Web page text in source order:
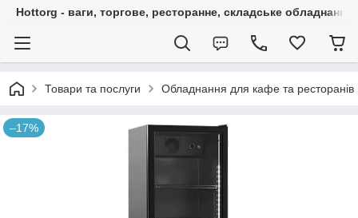
Hottorg - ваги, торгове, ресторанне, складське обладнання
Товари та послуги Обладнання для кафе та ресторанів
–17%